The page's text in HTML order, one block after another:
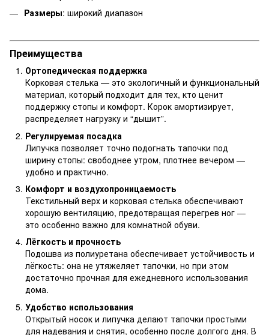
Размеры: широкий диапазон
Преимущества
Ортопедическая поддержка
Корковая стелька — это экологичный и функциональный
материал, который подходит для тех, кто ценит
поддержку стопы и комфорт. Корок амортизирует,
распределяет нагрузку и “дышит”.
Регулируемая посадка
Липучка позволяет точно подогнать тапочки под
ширину стопы: свободнее утром, плотнее вечером —
удобно и практично.
Комфорт и воздухопроницаемость
Текстильный верх и корковая стелька обеспечивают
хорошую вентиляцию, предотвращая перегрев ног —
это особенно важно для комнатной обуви.
Лёгкость и прочность
Подошва из полиуретана обеспечивает устойчивость и
лёгкость: она не утяжеляет тапочки, но при этом
достаточно прочная для ежедневного использования
дома.
Удобство использования
Открытый носок и липучка делают тапочки простыми
для надевания и снятия, особенно после долгого дня. В